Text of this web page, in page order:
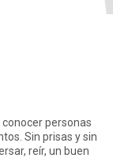
personas
Sin prisas y sin